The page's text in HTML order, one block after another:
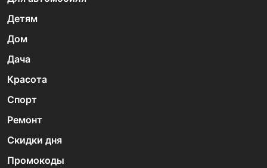
Детям
Дом
Дача
Красота
Спорт
Ремонт
Скидки дня
Промокоды